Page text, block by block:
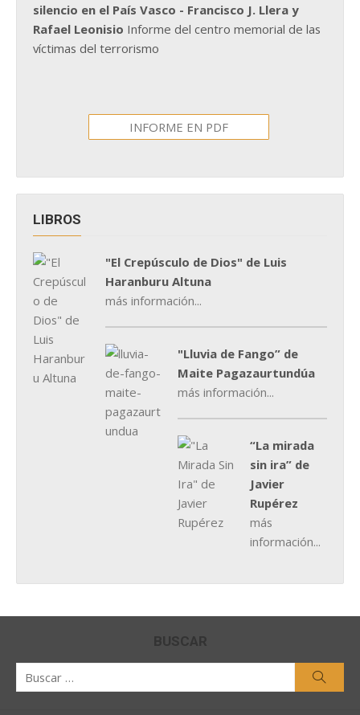
silencio en el País Vasco - Francisco J. Llera y
Rafael Leonisio Informe del centro memorial de las
víctimas del terrorismo
INFORME EN PDF
LIBROS
"El Crepúsculo de Dios" de Luis
Haranburu Altuna
más información...
"Lluvia de Fango” de
Maite Pagazaurtundúa
más información...
“La mirada
sin ira” de
Javier
Rupérez
más
información...
BUSCAR